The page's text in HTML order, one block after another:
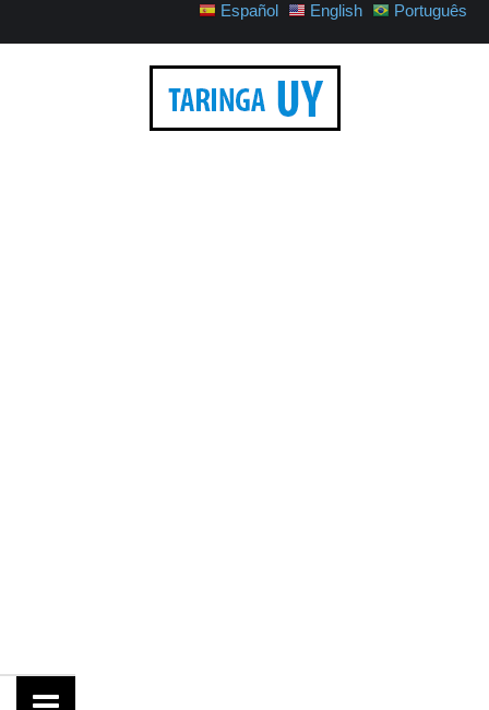
Español English Português